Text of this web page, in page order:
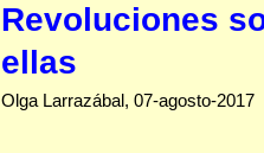
Revoluciones
ellas
Olga Larrazábal, 07-agosto-2017